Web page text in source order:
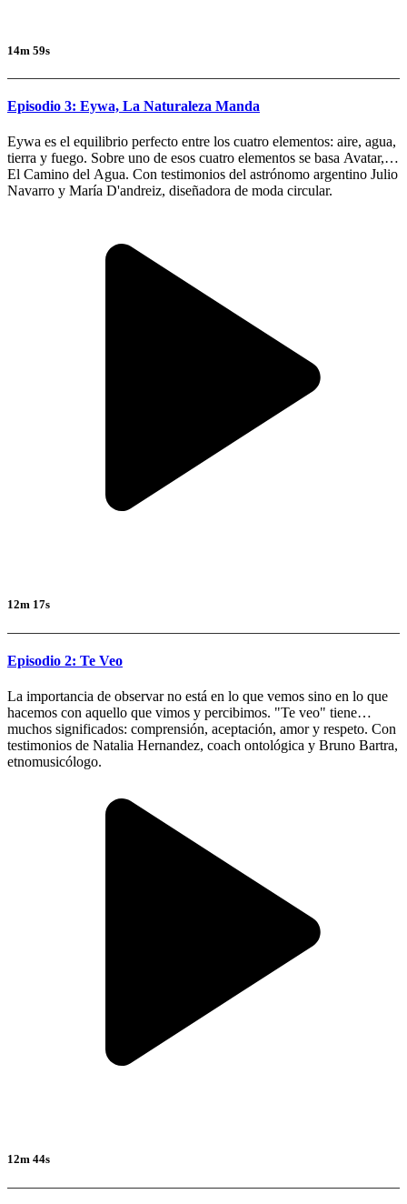
14m 59s
Episodio 3: Eywa, La Naturaleza Manda
Eywa es el equilibrio perfecto entre los cuatro elementos: aire, agua,
tierra y fuego. Sobre uno de esos cuatro elementos se basa Avatar,
El Camino del Agua. Con testimonios del astrónomo argentino Julio
Navarro y María D'andreiz, diseñadora de moda circular.
12m 17s
Episodio 2: Te Veo
La importancia de observar no está en lo que vemos sino en lo que
hacemos con aquello que vimos y percibimos. "Te veo" tiene
muchos significados: comprensión, aceptación, amor y respeto. Con
testimonios de Natalia Hernandez, coach ontológica y Bruno Bartra,
etnomusicólogo.
12m 44s